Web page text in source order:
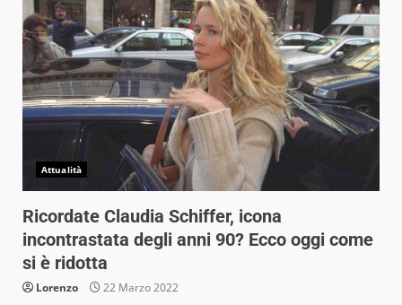
Attualità
Ricordate Claudia Schiffer, icona
incontrastata degli anni 90? Ecco oggi come
si è ridotta
Lorenzo 22 Marzo 2022